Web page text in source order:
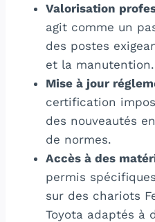
Valorisation
agit comme un
des postes
et la manutention.
Mise à jour
certification
des nouveautés
de normes.
Accès à des
permis
sur des chariots
Toyota adaptés à